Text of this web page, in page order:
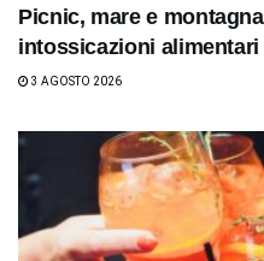
Picnic, mare e
intossicazioni alimentari
3 AGOSTO 2026